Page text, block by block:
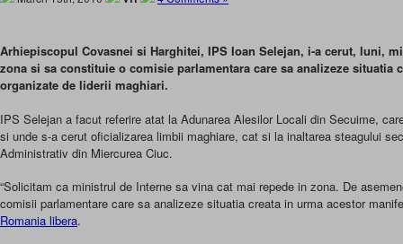
Arhiepiscopul Covasnei si Harghitei, IPS Ioan Selejan, i-a cerut, luni,
zona si sa constituie o comisie parlamentara care sa analizeze situatia
organizate de liderii maghiari.
IPS Selejan a facut referire atat la Adunarea Alesilor Locali din Secuime,
si unde s-a cerut oficializarea limbii maghiare, cat si la inaltarea steagului
Administrativ din Miercurea Ciuc.
“Solicitam ca ministrul de Interne sa vina cat mai repede in zona. De
comisii parlamentare care sa analizeze situatia creata in urma acestor
Romania libera.